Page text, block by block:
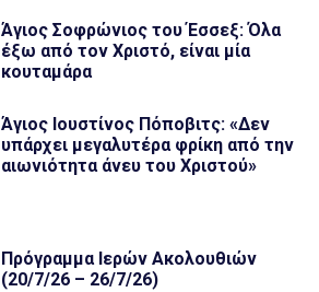
Άγιος Σοφρώνιος του Έσσεξ: Όλα
έξω από τον Χριστό, είναι μία
κουταμάρα
Άγιος Ιουστίνος Πόποβιτς: «Δεν
υπάρχει μεγαλυτέρα φρίκη από την
αιωνιότητα άνευ του Χριστού»
Πρόγραμμα Ιερών Ακολουθιών
(20/7/26 – 26/7/26)